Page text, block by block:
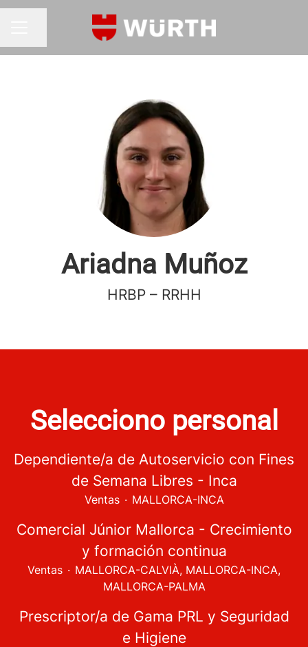
MENÚ DE EMPLEO
Compartir página
Ariadna Muñoz
HRBP – RRHH
Selecciono personal
Dependiente/a de Autoservicio con Fines
de Semana Libres - Inca
Ventas · MALLORCA-INCA
Comercial Júnior Mallorca - Crecimiento
y formación continua
Ventas · MALLORCA-CALVIÀ, MALLORCA-INCA,
MALLORCA-PALMA
Prescriptor/a de Gama PRL y Seguridad
e Higiene